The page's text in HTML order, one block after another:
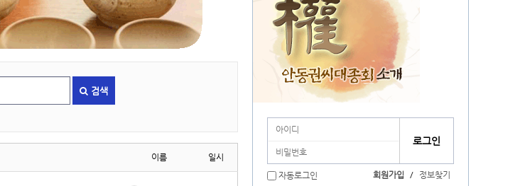
검색
이름 일시
자동로그인 회원가입 / 정보찾기